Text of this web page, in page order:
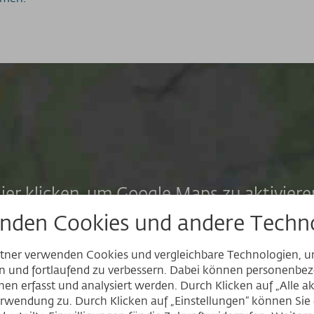
klicken, um Google Maps zu
gelten unsere
Cookies und andere
verwenden Cookies und vergleichbare Technologien,
und fortlaufend zu verbessern. Dabei können
erfasst und analysiert werden. Durch Klicken auf „Alle
zu. Durch Klicken auf „Einstellungen“ können
Website